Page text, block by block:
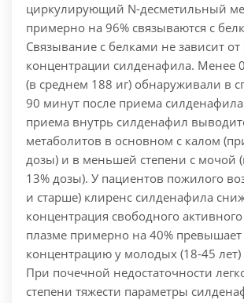
циркулирующий N-десметильный
примерно на 96% связываются с
Связывание с белками не зависит
концентрации силденафила. Менее
(в среднем 188 иг) обнаруживали в
90 минут после приема
приема внутрь силденафил
метаболитов в основном с калом
дозы) и в меньшей степени с мочой
13% дозы). У пациентов пожилого
и старше) клиренс силденафила
концентрация свободного
плазме примерно на 40% превышает
концентрацию у молодых (18-45 лет)
При почечной недостаточности
степени тяжести параметры